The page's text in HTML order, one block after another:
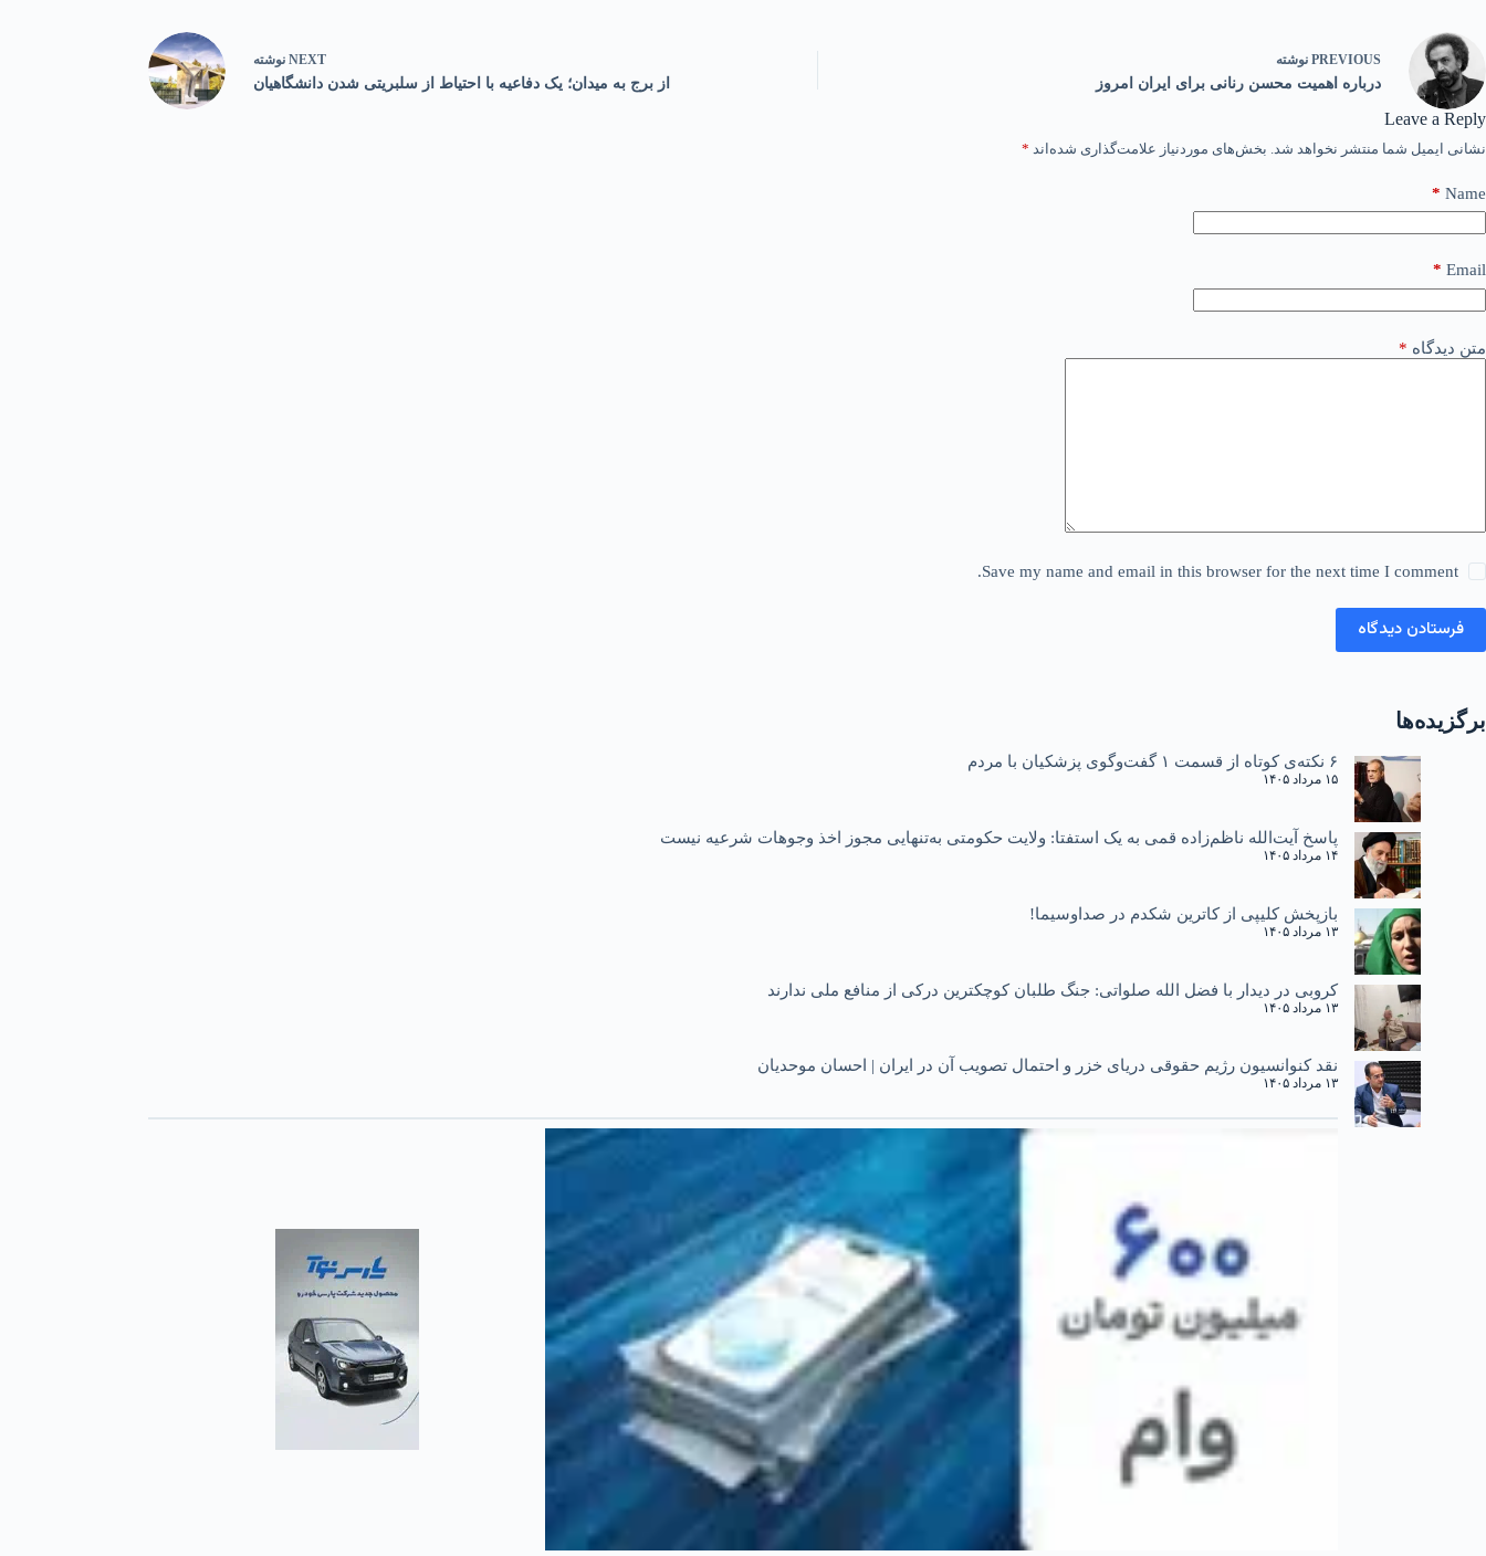
PREVIOUS نوشته
درباره اهمیت محسن رنانی برای ایران امروز
NEXT نوشته
از برج به میدان؛ یک دفاعیه با احتیاط از سلبریتی شدن دانشگاهیان
Leave a Reply
نشانی ایمیل شما منتشر نخواهد شد. بخش‌های موردنیاز علامت‌گذاری شده‌اند *
Name
*
Email
*
متن دیدگاه *
Save my name and email in this browser for the next time I comment.
فرستادن دیدگاه
برگزیده‌ها
۶ نکته‌ی کوتاه از قسمت ۱ گفت‌وگوی پزشکیان با مردم
۱۵ مرداد ۱۴۰۵
پاسخ آیت‌الله ناظم‌زاده قمی به یک استفتا: ولایت حکومتی به‌تنهایی مجوز اخذ وجوهات شرعیه نیست
۱۴ مرداد ۱۴۰۵
بازپخش کلیپی از کاترین شکدم در صداوسیما!
۱۳ مرداد ۱۴۰۵
کروبی در دیدار با فضل الله صلواتی: جنگ طلبان کوچکترین درکی از منافع ملی ندارند
۱۳ مرداد ۱۴۰۵
نقد کنوانسیون رژیم حقوقی دریای خزر و احتمال تصویب آن در ایران | احسان موحدیان
۱۳ مرداد ۱۴۰۵